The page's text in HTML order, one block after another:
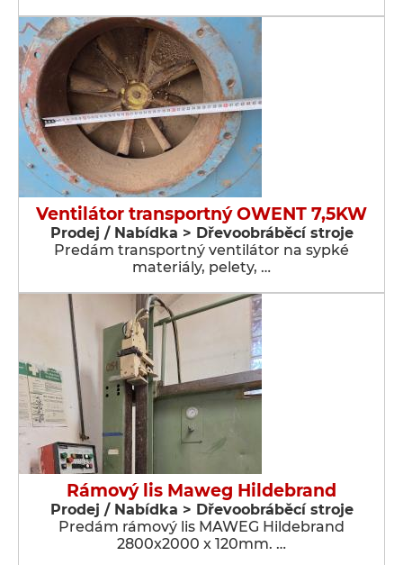
Ventilátor transportný OWENT 7,5KW
Prodej / Nabídka > Dřevoobráběcí stroje
Predám transportný ventilátor na sypké
materiály, pelety, …
Rámový lis Maweg Hildebrand
Prodej / Nabídka > Dřevoobráběcí stroje
Predám rámový lis MAWEG Hildebrand
2800x2000 x 120mm. …